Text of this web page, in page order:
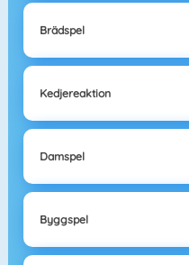
Brädspel
Kedjereaktion
Damspel
Byggspel